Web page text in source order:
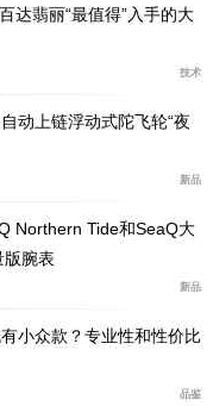
达翡丽“最值得”入手的大
技术
动上链浮动式陀飞轮“夜
新品
Northern Tide和SeaQ大
版腕表
新品
小众款？专业性和性价比
品鉴